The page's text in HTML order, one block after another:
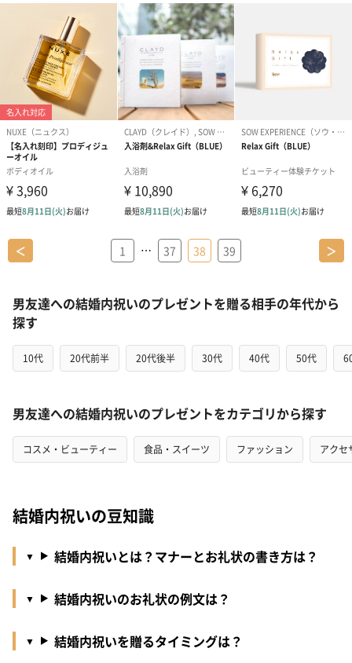
＜ 1 … 37 38 39 ＞
男友達への結婚内祝いのプレゼントを贈る相手の年代から
探す
10代 20代前半 20代後半 30代 40代 50代
男友達への結婚内祝いのプレゼントをカテゴリから探す
コスメ・ビューティー 食品・スイーツ ファッション アクセ
結婚内祝いの豆知識
結婚内祝いとは？マナーとお礼状の書き方は？
結婚内祝いのお礼状の例文は？
結婚内祝いを贈るタイミングは？